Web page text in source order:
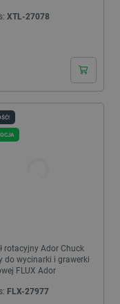
XTL-27078
rotacyjny Ador Chuck
do wycinarki i grawerki
FLUX Ador
FLX-27977